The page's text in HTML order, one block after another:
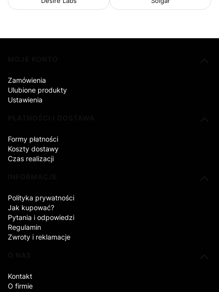
Zamówienia
Ulubione produkty
Ustawienia
Formy płatności
Koszty dostawy
Czas realizacji
Polityka prywatności
Jak kupować?
Pytania i odpowiedzi
Regulamin
Zwroty i reklamacje
Kontakt
O firmie